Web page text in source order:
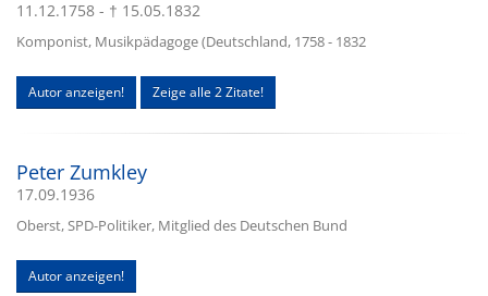
11.12.1758 - † 15.05.1832
Komponist, Musikpädagoge (Deutschland, 1758 - 1832
Autor anzeigen! Zeige alle 2 Zitate!
Peter Zumkley
17.09.1936
Oberst, SPD-Politiker, Mitglied des Deutschen Bund
Autor anzeigen!